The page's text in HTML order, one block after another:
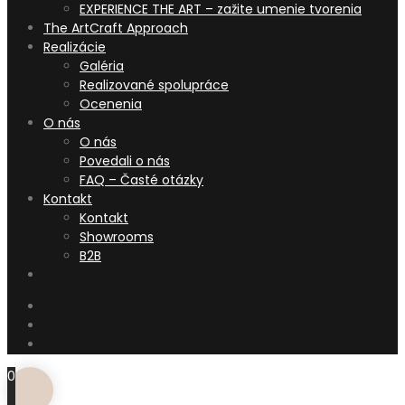
EXPERIENCE THE ART – zažite umenie tvorenia
The ArtCraft Approach
Realizácie
Galéria
Realizované spolupráce
Ocenenia
O nás
O nás
Povedali o nás
FAQ – Časté otázky
Kontakt
Kontakt
Showrooms
B2B
0